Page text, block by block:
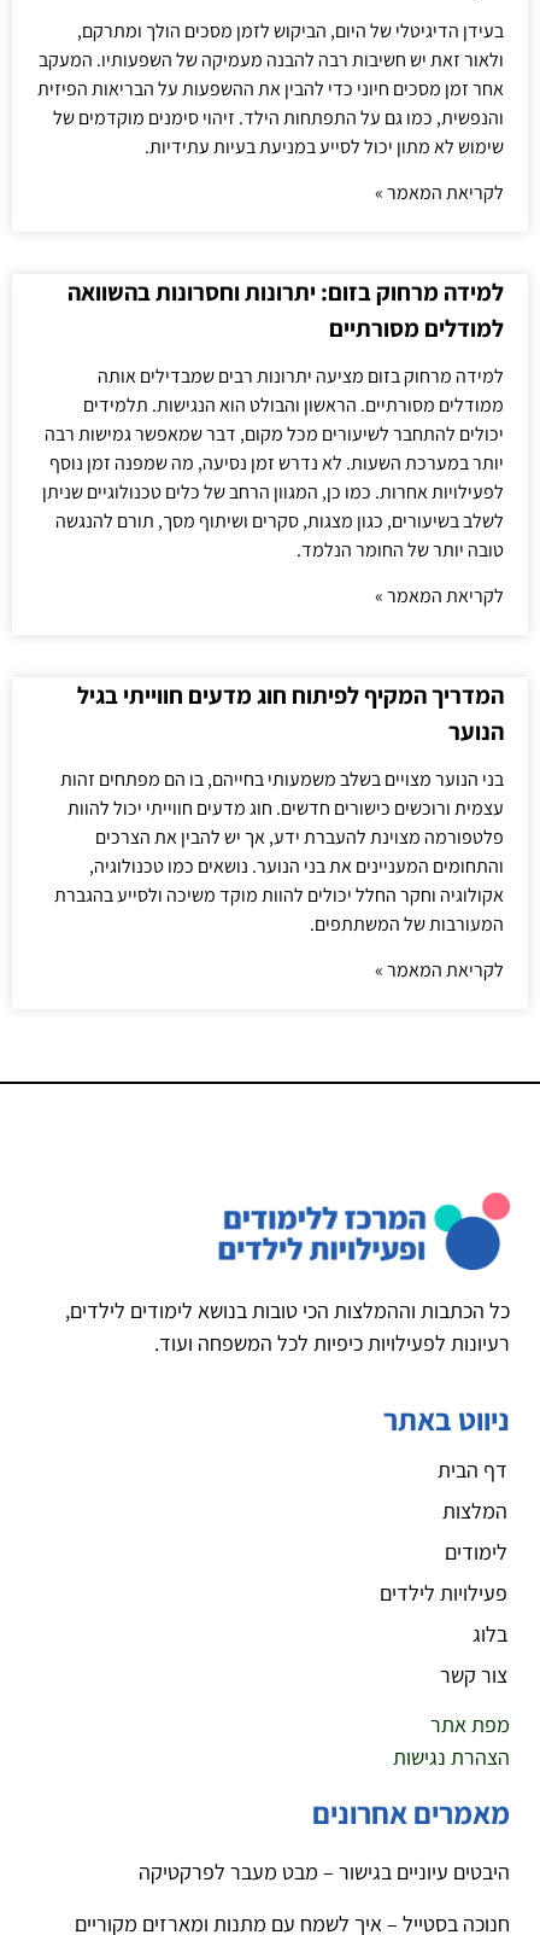
בעידן הדיגיטלי של היום, הביקוש לזמן מסכים הולך ומתרקם,
ולאור זאת יש חשיבות רבה להבנה מעמיקה של השפעותיו. המעקב
אחר זמן מסכים חיוני כדי להבין את ההשפעות על הבריאות הפיזית
והנפשית, כמו גם על התפתחות הילד. זיהוי סימנים מוקדמים של
שימוש לא מתון יכול לסייע במניעת בעיות עתידיות.
לקריאת המאמר »
למידה מרחוק בזום: יתרונות וחסרונות בהשוואה
למודלים מסורתיים
למידה מרחוק בזום מציעה יתרונות רבים שמבדילים אותה
ממודלים מסורתיים. הראשון והבולט הוא הנגישות. תלמידים
יכולים להתחבר לשיעורים מכל מקום, דבר שמאפשר גמישות רבה
יותר במערכת השעות. לא נדרש זמן נסיעה, מה שמפנה זמן נוסף
לפעילויות אחרות. כמו כן, המגוון הרחב של כלים טכנולוגיים שניתן
לשלב בשיעורים, כגון מצגות, סקרים ושיתוף מסך, תורם להנגשה
טובה יותר של החומר הנלמד.
לקריאת המאמר »
המדריך המקיף לפיתוח חוג מדעים חווייתי בגיל
הנוער
בני הנוער מצויים בשלב משמעותי בחייהם, בו הם מפתחים זהות
עצמית ורוכשים כישורים חדשים. חוג מדעים חווייתי יכול להוות
פלטפורמה מצוינת להעברת ידע, אך יש להבין את הצרכים
והתחומים המעניינים את בני הנוער. נושאים כמו טכנולוגיה,
אקולוגיה וחקר החלל יכולים להוות מוקד משיכה ולסייע בהגברת
המעורבות של המשתתפים.
לקריאת המאמר »
כל הכתבות וההמלצות הכי טובות בנושא לימודים לילדים,
רעיונות לפעילויות כיפיות לכל המשפחה ועוד.
ניווט באתר
דף הבית
המלצות
לימודים
פעילויות לילדים
בלוג
צור קשר
מפת אתר
הצהרת נגישות
מאמרים אחרונים
היבטים עיוניים בגישור – מבט מעבר לפרקטיקה
חנוכה בסטייל – איך לשמח עם מתנות ומארזים מקוריים